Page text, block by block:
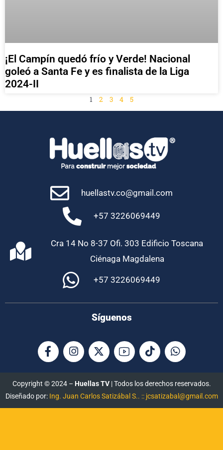
¡El Campín quedó frío y Verde! Nacional
goleó a Santa Fe y es finalista de la Liga
2024-II
1 2 3 4 5
huellastv.co@gmail.com
+57 3226069449
Cra 14 No 8-37 Ofi. 303 Edificio Toscana
Ciénaga Magdalena
+57 3226069449
Síguenos
Copyright © 2024 – Huellas TV| Todos los derechos reservados.
Diseñado por: Ing. Juan Carlos Satizábal S.. :: jcsatizabal@gmail.com